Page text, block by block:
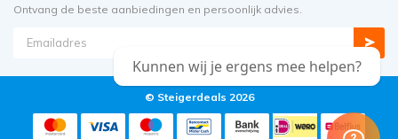
Ontvang de beste aanbiedingen en persoonlijk advies.
© Steigerdeals 2026
Kunnen wij je ergens mee helpen?